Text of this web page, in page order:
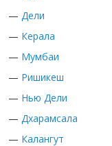
— Дели
— Керала
— Мумбаи
— Ришикеш
— Нью Дели
— Дхарамсала
— Калангут